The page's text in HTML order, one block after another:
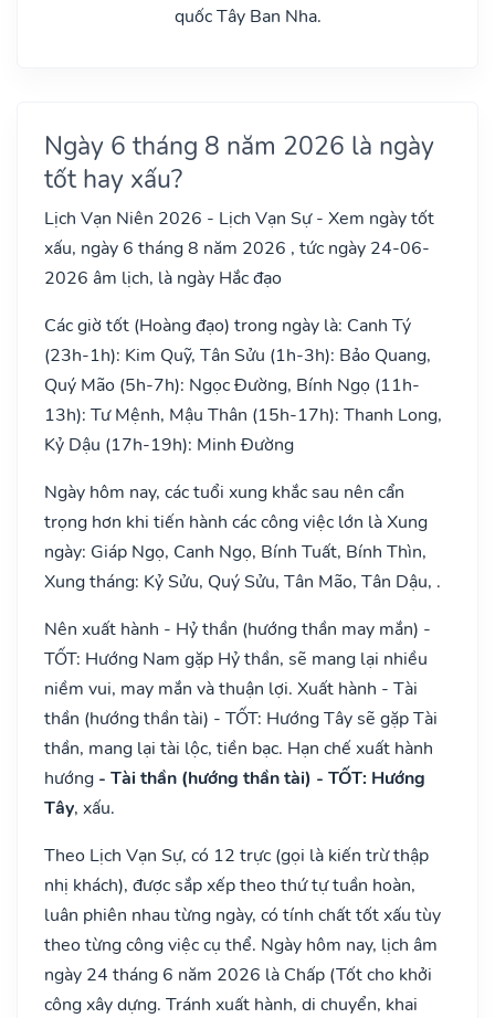
quốc Tây Ban Nha.
Ngày 6 tháng 8 năm 2026 là ngày
tốt hay xấu?
Lịch Vạn Niên 2026 - Lịch Vạn Sự - Xem ngày tốt
xấu, ngày 6 tháng 8 năm 2026 , tức ngày 24-06-
2026 âm lịch, là ngày Hắc đạo
Các giờ tốt (Hoàng đạo) trong ngày là: Canh Tý
(23h-1h): Kim Quỹ, Tân Sửu (1h-3h): Bảo Quang,
Quý Mão (5h-7h): Ngọc Đường, Bính Ngọ (11h-
13h): Tư Mệnh, Mậu Thân (15h-17h): Thanh Long,
Kỷ Dậu (17h-19h): Minh Đường
Ngày hôm nay, các tuổi xung khắc sau nên cẩn
trọng hơn khi tiến hành các công việc lớn là Xung
ngày: Giáp Ngọ, Canh Ngọ, Bính Tuất, Bính Thìn,
Xung tháng: Kỷ Sửu, Quý Sửu, Tân Mão, Tân Dậu, .
Nên xuất hành - Hỷ thần (hướng thần may mắn) -
TỐT: Hướng Nam gặp Hỷ thần, sẽ mang lại nhiều
niềm vui, may mắn và thuận lợi. Xuất hành - Tài
thần (hướng thần tài) - TỐT: Hướng Tây sẽ gặp Tài
thần, mang lại tài lộc, tiền bạc. Hạn chế xuất hành
hướng - Tài thần (hướng thần tài) - TỐT: Hướng
Tây, xấu.
Theo Lịch Vạn Sự, có 12 trực (gọi là kiến trừ thập
nhị khách), được sắp xếp theo thứ tự tuần hoàn,
luân phiên nhau từng ngày, có tính chất tốt xấu tùy
theo từng công việc cụ thể. Ngày hôm nay, lịch âm
ngày 24 tháng 6 năm 2026 là Chấp (Tốt cho khởi
công xây dựng. Tránh xuất hành, di chuyển, khai